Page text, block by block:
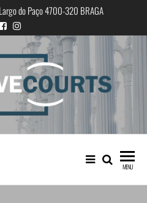
do Paço 4700-320 BRAGA
Igualdade e diferença cultural na
prática judicial portuguesa
MENU